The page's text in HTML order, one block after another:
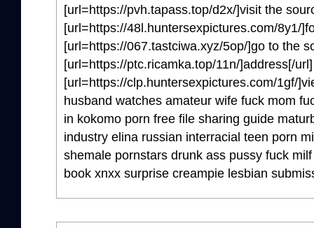
[url=https://pvh.tapass.top/d2x/]visit the
[url=https://48l.huntersexpictures.com/8y1/
[url=https://067.tastciwa.xyz/5op/]go to the
[url=https://ptc.ricamka.top/11n/]address[/
[url=https://clp.huntersexpictures.com/1gf/
husband watches amateur wife fuck mom
in kokomo porn free file sharing guide
industry elina russian interracial teen porn
shemale pornstars drunk ass pussy fuck
book xnxx surprise creampie lesbian